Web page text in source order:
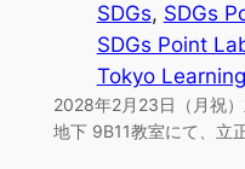
SDGs, SDGs
SDGs Point
Tokyo
2028年2月23日（月祝
地下 9B11教室にて、立